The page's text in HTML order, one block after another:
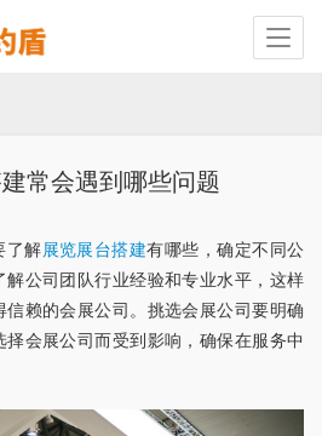
常会遇到哪些问题
了解展览展台搭建有哪些，确定不同公
公司团队行业经验和专业水平，这样
赖的会展公司。挑选会展公司要明确
会展公司而受到影响，确保在服务中